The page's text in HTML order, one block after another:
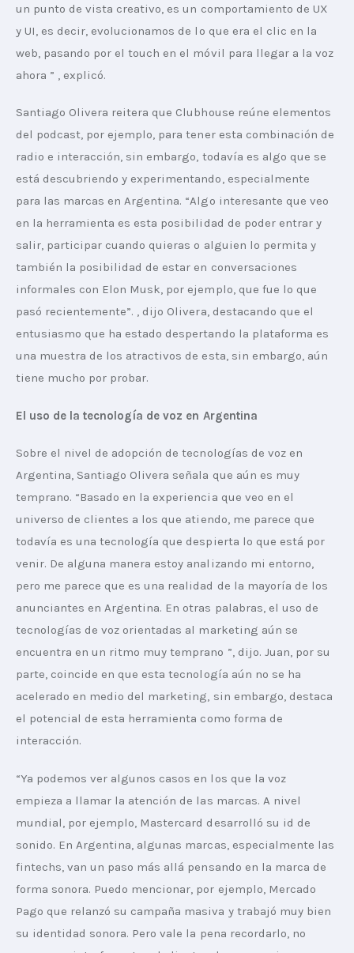
un punto de vista creativo, es un comportamiento de UX
y UI, es decir, evolucionamos de lo que era el clic en la
web, pasando por el touch en el móvil para llegar a la voz
ahora ” , explicó.
Santiago Olivera reitera que Clubhouse reúne elementos
del podcast, por ejemplo, para tener esta combinación de
radio e interacción, sin embargo, todavía es algo que se
está descubriendo y experimentando, especialmente
para las marcas en Argentina. “Algo interesante que veo
en la herramienta es esta posibilidad de poder entrar y
salir, participar cuando quieras o alguien lo permita y
también la posibilidad de estar en conversaciones
informales con Elon Musk, por ejemplo, que fue lo que
pasó recientemente”. , dijo Olivera, destacando que el
entusiasmo que ha estado despertando la plataforma es
una muestra de los atractivos de esta, sin embargo, aún
tiene mucho por probar.
El uso de la tecnología de voz en Argentina
Sobre el nivel de adopción de tecnologías de voz en
Argentina, Santiago Olivera señala que aún es muy
temprano. “Basado en la experiencia que veo en el
universo de clientes a los que atiendo, me parece que
todavía es una tecnología que despierta lo que está por
venir. De alguna manera estoy analizando mi entorno,
pero me parece que es una realidad de la mayoría de los
anunciantes en Argentina. En otras palabras, el uso de
tecnologías de voz orientadas al marketing aún se
encuentra en un ritmo muy temprano ”, dijo. Juan, por su
parte, coincide en que esta tecnología aún no se ha
acelerado en medio del marketing, sin embargo, destaca
el potencial de esta herramienta como forma de
interacción.
“Ya podemos ver algunos casos en los que la voz
empieza a llamar la atención de las marcas. A nivel
mundial, por ejemplo, Mastercard desarrolló su id de
sonido. En Argentina, algunas marcas, especialmente las
fintechs, van un paso más allá pensando en la marca de
forma sonora. Puedo mencionar, por ejemplo, Mercado
Pago que relanzó su campaña masiva y trabajó muy bien
su identidad sonora. Pero vale la pena recordarlo, no